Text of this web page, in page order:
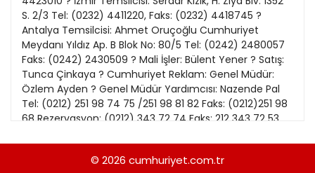
Sürdürülebilir yaşam
Turizm Eki
Yerel Yönetimler
1984
1983
1982
1981
1980
27
28
29
19
20
S. 2/3 Tel: (0232) 4411220, Faks: (0232) 4418745 ?
Antalya Temsilcisi: Ahmet Oruçoğlu Cumhuriyet
Meydanı Yıldız Ap. B Blok No: 80/5 Tel: (0242) 2480057
Faks: (0242) 2430509 ? Mali İşler: Bülent Yener ? Satış:
Tunca Çinkaya ? Cumhuriyet Reklam: Genel Müdür:
Özlem Ayden ? Genel Müdür Yardımcısı: Nazende Pal
Tel: (0212) 251 98 74 75 /251 98 81 82 Faks: (0212)251 98
68 Rezervasyon: (0212) 343 72 74 Faks: 212 343 72 53
17.56 Yatsı: 19.16 Yayımlayan ve Yönetim Yeri: Yeni Gün
Haber Ajansı Basın ve Yayıncılık A.Ş, Prof. Nurettin
© 2026 cumhuriyet.com.tr